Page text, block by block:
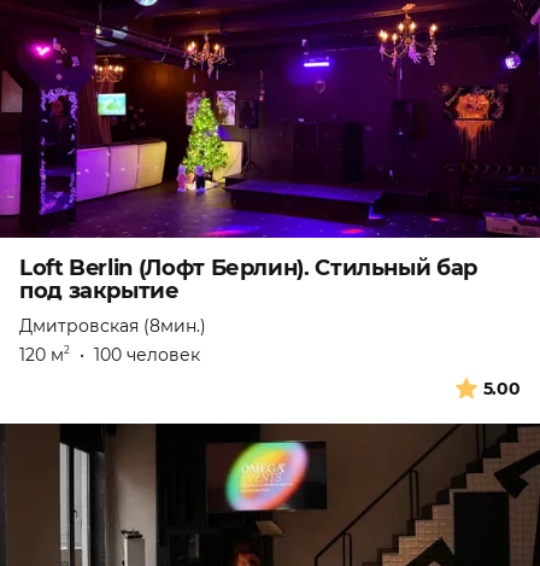
Loft Berlin (Лофт Берлин). Стильный бар
под закрытие
Дмитровская (8мин.)
120 м2 • 100 человек
5.00